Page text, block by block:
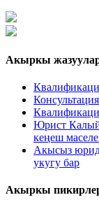
Акыркы
Юрист
кеңеш
Акысыз
укугу бар
Акыркы